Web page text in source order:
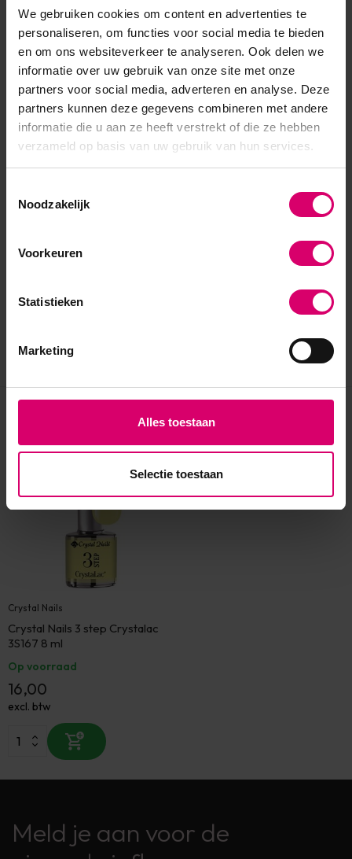
We gebruiken cookies om content en advertenties te
personaliseren, om functies voor social media te bieden
en om ons websiteverkeer te analyseren. Ook delen we
informatie over uw gebruik van onze site met onze
partners voor social media, adverteren en analyse. Deze
partners kunnen deze gegevens combineren met andere
informatie die u aan ze heeft verstrekt of die ze hebben
verzameld op basis van uw gebruik van hun services.
Noodzakelijk
Voorkeuren
Statistieken
Marketing
Alles toestaan
Selectie toestaan
Artikelnummer 51160
SKU 607071
Crystal Nails
Crystal Nails 3 step Crystalac
3S167 8 ml
Op voorraad
16,00
excl. btw
Meld je aan voor de